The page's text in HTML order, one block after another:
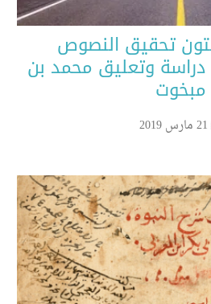
تحقيق النصوص
وتعليق محمد بن